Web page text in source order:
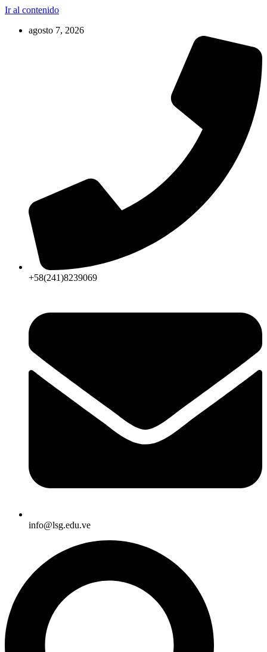
Ir al contenido
agosto 7, 2026
+58(241)8239069
info@lsg.edu.ve